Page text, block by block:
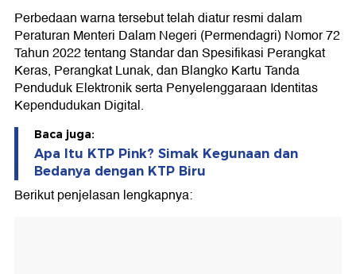
Perbedaan warna tersebut telah diatur resmi dalam
Peraturan Menteri Dalam Negeri (Permendagri) Nomor 72
Tahun 2022 tentang Standar dan Spesifikasi Perangkat
Keras, Perangkat Lunak, dan Blangko Kartu Tanda
Penduduk Elektronik serta Penyelenggaraan Identitas
Kependudukan Digital.
Baca juga:
Apa Itu KTP Pink? Simak Kegunaan dan
Bedanya dengan KTP Biru
Berikut penjelasan lengkapnya: